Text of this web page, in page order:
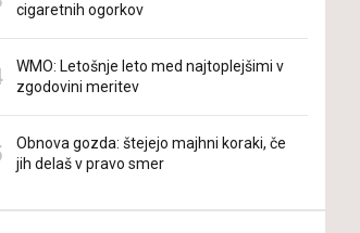
cigaretnih ogorkov
WMO: Letošnje leto med najtoplejšimi v
zgodovini meritev
Obnova gozda: štejejo majhni koraki, če
jih delaš v pravo smer